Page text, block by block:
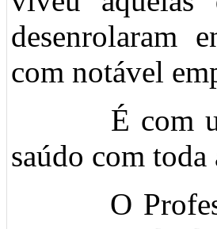
desenrolaram
com notável
É com um
saúdo com
O Professor